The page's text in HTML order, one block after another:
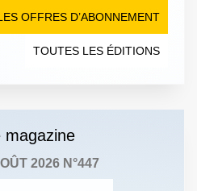
OFFRES D’ABONNEMENT
TOUTES LES ÉDITIONS
magazine
2026 N°447